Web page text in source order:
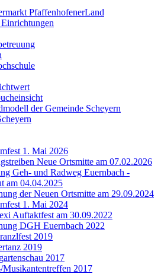
PfaffenhofenerLand
der Gemeinde Scheyern
1. Mai 2026
Neue Ortsmitte am 07.02.2026
Geh- und Radweg Euernbach -
am 04.04.2025
der Neuen Ortsmitte am 29.09.2024
1. Mai 2024
Auftaktfest am 30.09.2022
DGH Euernbach 2022
2019
2019
2017
Musikantentreffen 2017